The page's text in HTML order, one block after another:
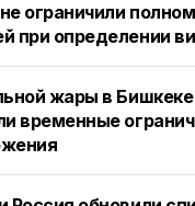
ограничили
при определении
жары в Бишкеке
временные